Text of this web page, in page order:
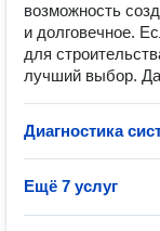
возможность
и долговечное.
для
лучший выбор.
Диагностика
Ещё 7 услуг